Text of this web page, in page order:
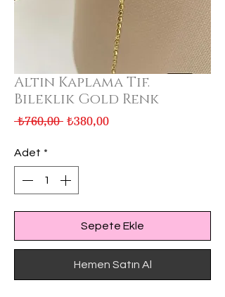
Altın Kaplama Tif.
Bileklik Gold Renk
₺760,00 Normal
₺380,00İndirimli
Adet *
Sepete Ekle
Hemen Satın Al